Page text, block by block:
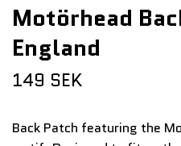
Motörhead
England
149 SEK
Back Patch featuring the